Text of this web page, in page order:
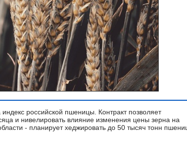
российской пшеницы. Контракт позволяет
и нивелировать влияние изменения цены зерна на
- планирует хеджировать до 50 тысяч тонн